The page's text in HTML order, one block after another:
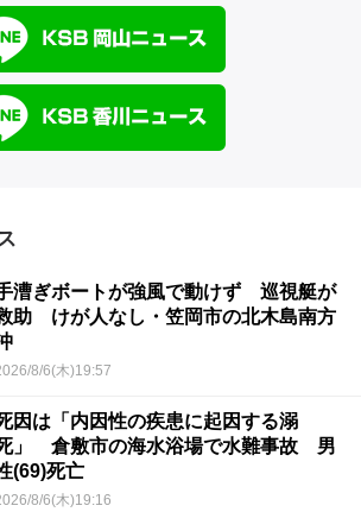
漕ぎボートが強風で動けず 巡視艇が
助 けが人なし・笠岡市の北木島南方
8/6(木)19:57
因は「内因性の疾患に起因する溺
」 倉敷市の海水浴場で水難事故 男
(69)死亡
8/6(木)19:16